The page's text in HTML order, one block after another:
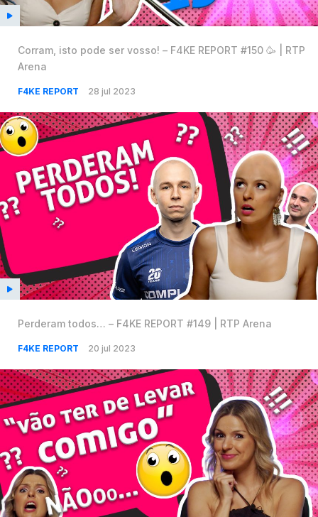
Corram, isto pode ser vosso! – F4KE REPORT #150 🥳 | RTP
Arena
F4KE REPORT 28 jul 2023
Perderam todos… – F4KE REPORT #149 | RTP Arena
F4KE REPORT 20 jul 2023